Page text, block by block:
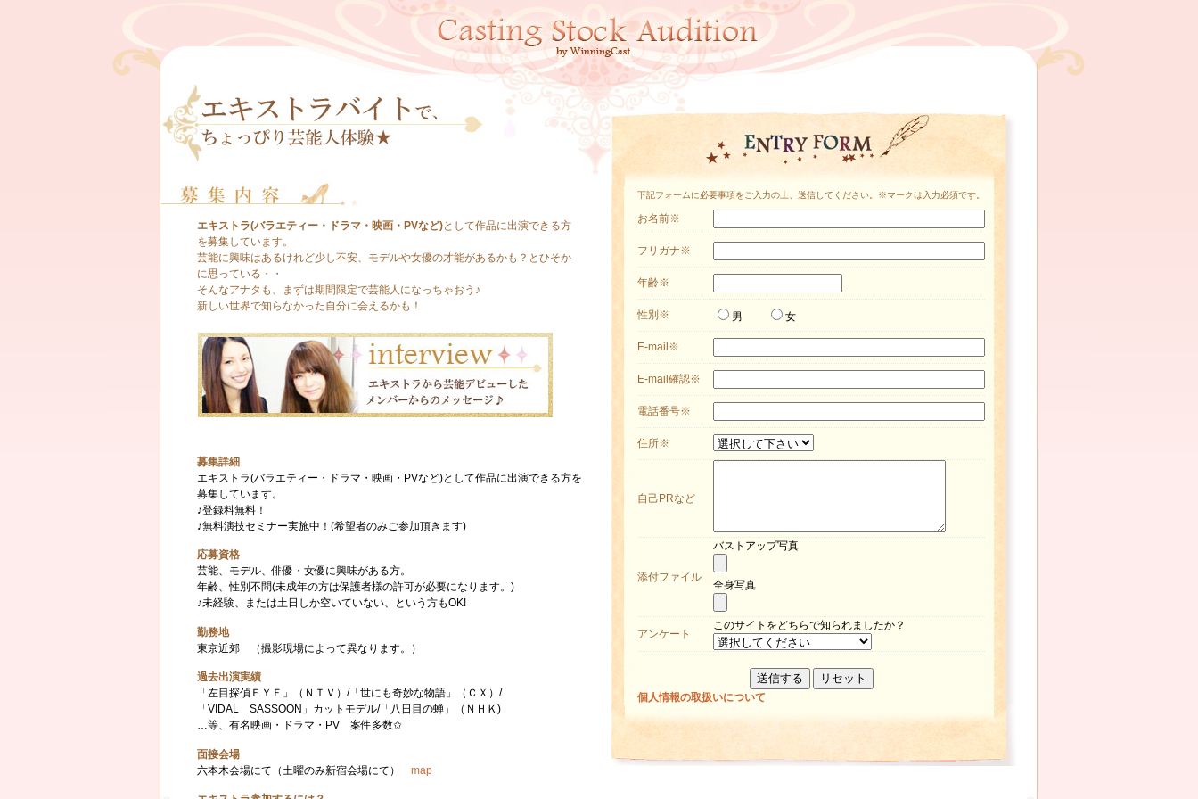
下記フォームに必要事項をご入力の上、送信してください。※マークは入力必須です。
お名前※
フリガナ※
年齢※
性別 ※ 男 女
E-mail ※
E-mail確認※
電話番号※
住所※
自己PRなど
添付ファイル
バストアップ写真
全身写真
アンケート
このサイトをどちらで知られましたか？
個人情報の取扱いについて
エキストラ(バラエティー・ドラマ・映画・PVなど)として作品に出演できる方
を募集しています。
芸能に興味はあるけれど少し不安、モデルや女優の才能があるかも？とひそか
に思っている・・
そんなアナタも、まずは期間限定で芸能人になっちゃおう♪
新しい世界で知らなかった自分に会えるかも！
募集詳細
エキストラ(バラエティー・ドラマ・映画・PVなど)として作品に出演できる方を
募集しています。
♪登録料無料！
♪無料演技セミナー実施中！(希望者のみご参加頂きます)
応募資格
芸能、モデル、俳優・女優に興味がある方。
年齢、性別不問(未成年の方は保護者様の許可が必要になります。)
♪未経験、または土日しか空いていない、という方もOK!
勤務地
東京近郊 （撮影現場によって異なります。）
過去出演実績
「左目探偵ＥＹＥ」（ＮＴＶ）/「世にも奇妙な物語」（ＣＸ）/
「VIDAL SASSOON」カットモデル/「八日目の蝉」（ＮＨＫ)
…等、有名映画・ドラマ・PV 案件多数✩
面接会場
六本木会場にて（土曜のみ新宿会場にて） map